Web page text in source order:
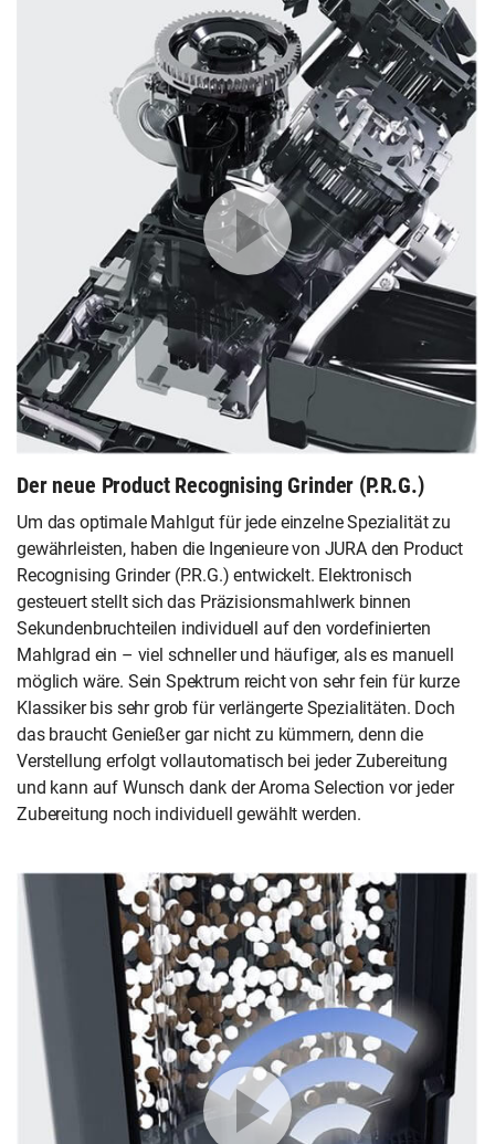
Der neue Product Recognising Grinder (P.R.G.)
Um das optimale Mahlgut für jede einzelne Spezialität zu
gewährleisten, haben die Ingenieure von JURA den Product
Recognising Grinder (P.R.G.) entwickelt. Elektronisch
gesteuert stellt sich das Präzisionsmahlwerk binnen
Sekundenbruchteilen individuell auf den vordefinierten
Mahlgrad ein – viel schneller und häufiger, als es manuell
möglich wäre. Sein Spektrum reicht von sehr fein für kurze
Klassiker bis sehr grob für verlängerte Spezialitäten. Doch
das braucht Genießer gar nicht zu kümmern, denn die
Verstellung erfolgt vollautomatisch bei jeder Zubereitung
und kann auf Wunsch dank der Aroma Selection vor jeder
Zubereitung noch individuell gewählt werden.